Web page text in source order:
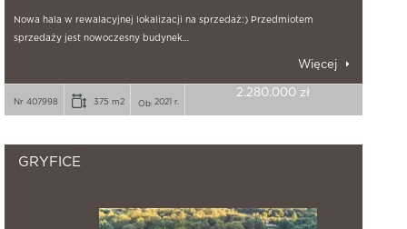
Nowa hala w rewalacyjnej lokalizacji na sprzedaż:) Przedmiotem
sprzedaży jest nowoczesny budynek…
Więcej
Nr 407998 375 m2 2021 r.
2.280.000 zł
GRYFICE